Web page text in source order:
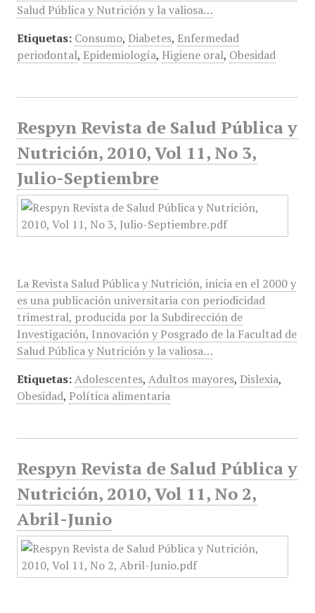
Salud Pública y Nutrición y la valiosa…
Etiquetas: Consumo, Diabetes, Enfermedad
periodontal, Epidemiología, Higiene oral, Obesidad
Respyn Revista de Salud Pública y
Nutrición, 2010, Vol 11, No 3,
Julio-Septiembre
La Revista Salud Pública y Nutrición, inicia en el 2000 y
es una publicación universitaria con periodicidad
trimestral, producida por la Subdirección de
Investigación, Innovación y Posgrado de la Facultad de
Salud Pública y Nutrición y la valiosa…
Etiquetas: Adolescentes, Adultos mayores, Dislexia,
Obesidad, Política alimentaria
Respyn Revista de Salud Pública y
Nutrición, 2010, Vol 11, No 2,
Abril-Junio